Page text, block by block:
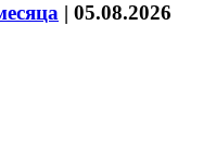
| 05.08.2026